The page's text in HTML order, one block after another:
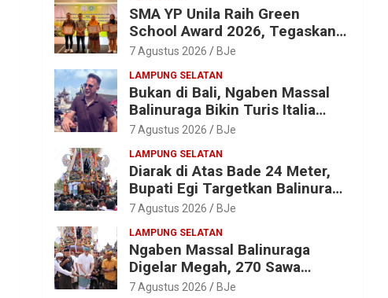
SMA YP Unila Raih Green
School Award 2026, Tegaskan
Komitmen Wujudkan Sekolah
7 Agustus 2026 BJe
LAMPUNG SELATAN
Bukan di Bali, Ngaben Massal
Balinuraga Bikin Turis Italia
Terpukau, Puluhan Ribu Orang
7 Agustus 2026 BJe
LAMPUNG SELATAN
Diarak di Atas Bade 24 Meter,
Bupati Egi Targetkan Balinuraga
Jadi Desa Wisata Budaya 2027
7 Agustus 2026 BJe
LAMPUNG SELATAN
Ngaben Massal Balinuraga
Digelar Megah, 270 Sawa
Diantar dalam Tradisi Suci yang
7 Agustus 2026 BJe